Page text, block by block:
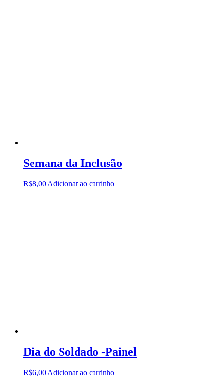
Semana da Inclusão
R$8,00 Adicionar ao carrinho
Dia do Soldado -Painel
R$6,00 Adicionar ao carrinho